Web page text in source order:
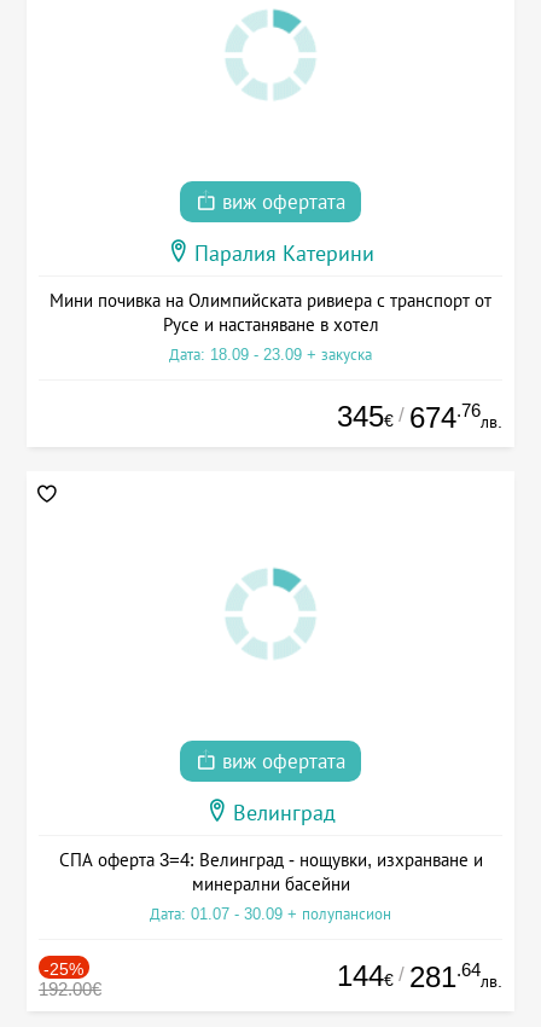
виж офертата
Паралия Катерини
Мини почивка на Олимпийската ривиера с транспорт от
Русе и настаняване в хотел
Дата: 18.09 - 23.09 + закуска
345€ / 674.76
лв.
виж офертата
Велинград
СПА оферта 3=4: Велинград - нощувки, изхранване и
минерални басейни
Дата: 01.07 - 30.09 + полупансион
-25%
192.00€ 144€ / 281.64
лв.